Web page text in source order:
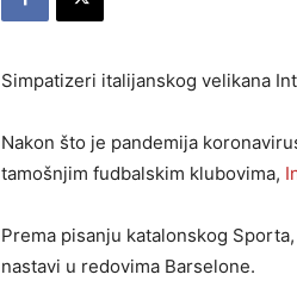
Simpatizeri italijanskog velikana
Nakon što je pandemija
tamošnjim fudbalskim klubovima,
Prema pisanju katalonskog Sporta,
nastavi u redovima Barselone.